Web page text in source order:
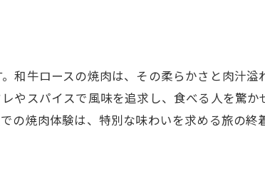
神田駅の旅
す和牛ロースの宴
の特別な晩餐
の過ごし方
和牛ロースの焼肉は、その柔らかさと肉汁溢
やスパイスで風味を追求し、食べる人を驚か
の焼肉体験は、特別な味わいを求める旅の終